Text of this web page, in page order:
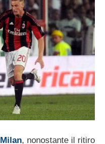
Milan, nonostante il ritiro